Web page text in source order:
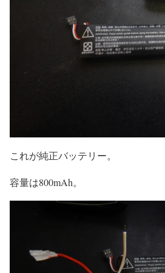
これが純正バッテリー。
容量は800mAh。